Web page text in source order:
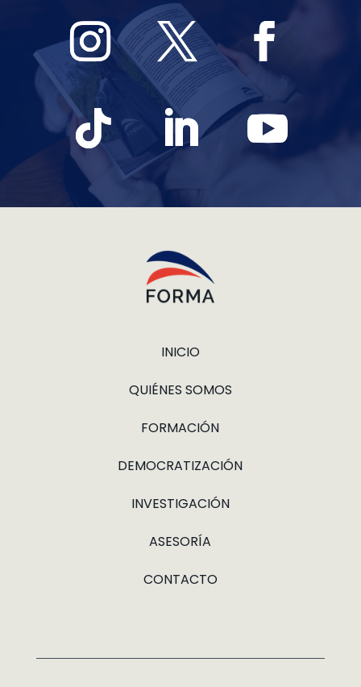
INICIO
QUIÉNES SOMOS
FORMACIÓN
DEMOCRATIZACIÓN
INVESTIGACIÓN
ASESORÍA
CONTACTO